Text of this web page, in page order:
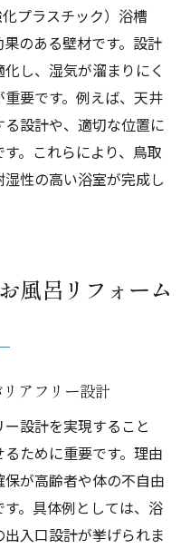
プラスチック）浴槽
のある壁材です。設計
し、湿気が溜まりにく
要です。例えば、天井
設計や、適切な位置に
。これらにより、鳥取
性の高い浴室が完成し
風呂リフォーム
アフリー設計
設計を実現すること
ために重要です。理由
が高齢者や体の不自由
。具体例としては、浴
入口設計が挙げられま